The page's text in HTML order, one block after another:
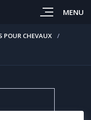
MENU
POUR CHEVAUX